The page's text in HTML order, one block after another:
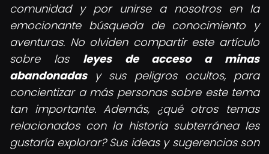
comunidad y por unirse a nosotros en la
emocionante búsqueda de conocimiento y
aventuras. No olviden compartir este artículo
sobre las leyes de acceso a minas
abandonadasy sus peligros ocultos, para
concientizar a más personas sobre este tema
tan importante. Además, ¿qué otros temas
relacionados con la historia subterránea les
gustaría explorar? Sus ideas y sugerencias son